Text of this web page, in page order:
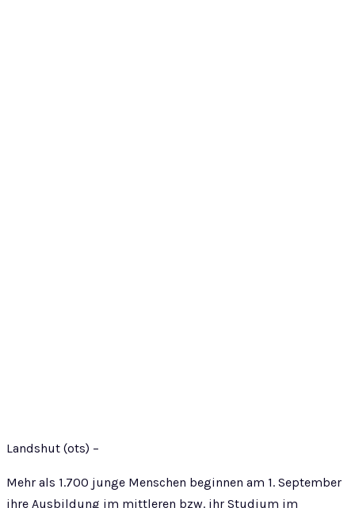
Landshut (ots) –
Mehr als 1.700 junge Menschen beginnen am 1. September
ihre Ausbildung im mittleren bzw. ihr Studium im